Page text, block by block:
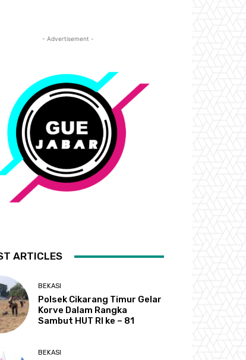
- Advertisement -
ARTICLES
BEKASI
Polsek Cikarang Timur Gelar
Korve Dalam Rangka
Sambut HUT RI ke – 81
BEKASI